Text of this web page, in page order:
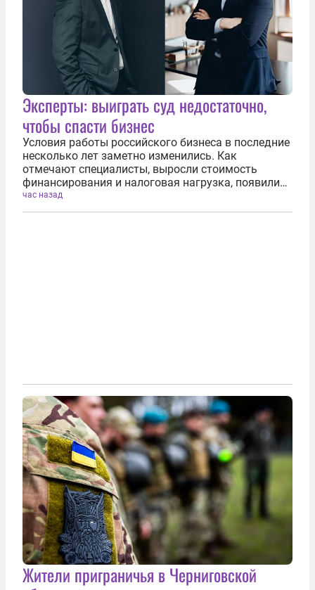
Эксперты: выиграть суд недостаточно,
чтобы спасти бизнес
Условия работы российского бизнеса в последние
несколько лет заметно изменились. Как
отмечают специалисты, выросли стоимость
финансирования и налоговая нагрузка, появились
санкционные ограничения, усилилась
конкуренция, увеличилось число корпоративных
час назад
Жители приграничья в Черниговской